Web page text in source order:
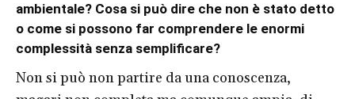
ambientale? Cosa si può dire che non è stato detto
o come si possono far comprendere le enormi
complessità senza semplificare?
Non si può non partire da una conoscenza,